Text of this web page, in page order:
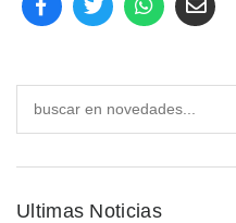
Ultimas Noticias